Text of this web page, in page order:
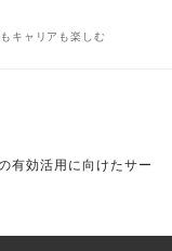
キャリアも楽しむ
有効活用に向けたサー